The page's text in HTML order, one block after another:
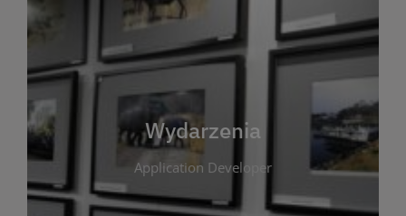
Wydarzenia
Application Developer
W tej zakładce publikujemy informacje o
wszystkich wydarzeniach organizowanych przez
bibliotekę. Znajdziesz tu zapowiedzi spotkań
autorskich, warsztatów, prelekcji i zajęć
tematycznych dla różnych grup wiekowych. Każde
wydarzenie ma na celu promowanie kultury
czytelniczej oraz integrację społeczności lokalnej.
Dzięki kalendarzowi wydarzeń możesz łatwo